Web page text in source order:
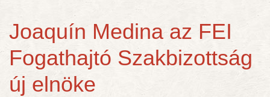
Joaquín Medina az FEI
Fogathajtó Szakbizottság
új elnöke